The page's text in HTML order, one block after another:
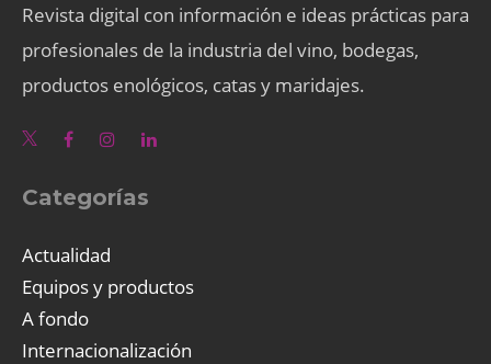
Revista digital con información e ideas prácticas para
profesionales de la industria del vino, bodegas,
productos enológicos, catas y maridajes.
Categorías
Actualidad
Equipos y productos
A fondo
Internacionalización